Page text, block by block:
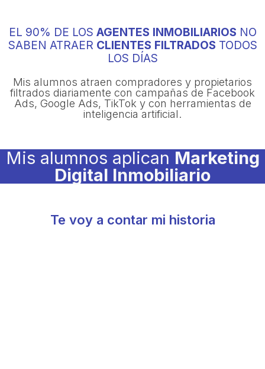
EL 90% DE LOS AGENTES INMOBILIARIOS NO
SABEN ATRAER CLIENTES FILTRADOS TODOS
LOS DÍAS
Mis alumnos atraen compradores y propietarios
filtrados diariamente con campañas de Facebook
Ads, Google Ads, TikTok y con herramientas de
inteligencia artificial.
Mis alumnos aplican Marketing
Digital Inmobiliario
Te voy a contar mi historia